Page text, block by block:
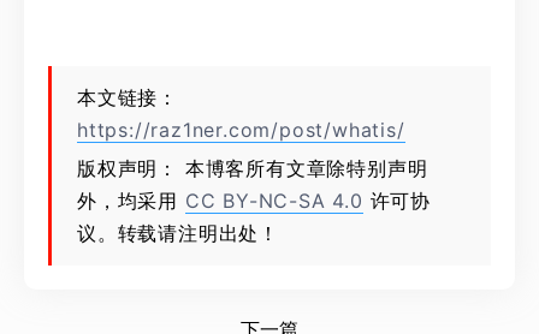
本文链接：
https://raz1ner.com/post/whatis/
版权声明： 本博客所有文章除特别声明
外，均采用 CC BY-NC-SA 4.0 许可协
议。转载请注明出处！
下一篇